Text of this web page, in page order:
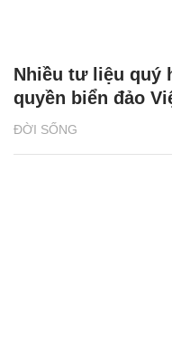
ĐỜI SỐNG
Nhiều tư liệu quý
quyền biển đảo